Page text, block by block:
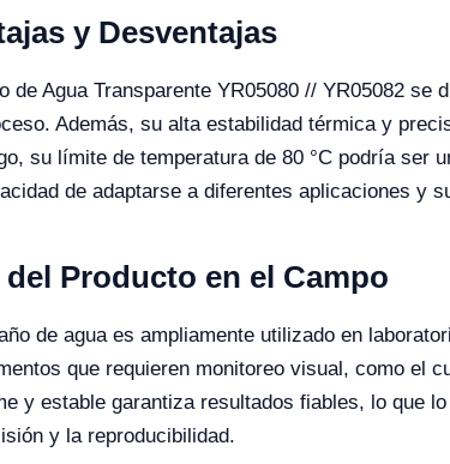
y Desventajas
de Agua Transparente YR05080 // YR05082
Además, su alta estabilidad térmica y
su límite de temperatura de 80 °C podría ser
de adaptarse a diferentes aplicaciones y
del Producto en el Campo
de agua es ampliamente utilizado en
que requieren monitoreo visual, como el
y estable garantiza resultados fiables, lo que
y la reproducibilidad.